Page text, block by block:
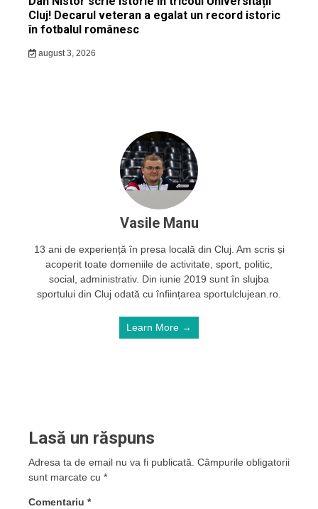
Cluj! Decarul veteran a egalat un record istoric
în fotbalul românesc
august 3, 2026
Vasile Manu
13 ani de experiență în presa locală din Cluj. Am scris și
acoperit toate domeniile de activitate, sport, politic,
social, administrativ. Din iunie 2019 sunt în slujba
sportului din Cluj odată cu înființarea sportulclujean.ro.
Learn More →
Lasă un răspuns
Adresa ta de email nu va fi publicată. Câmpurile obligatorii
sunt marcate cu *
Comentariu *